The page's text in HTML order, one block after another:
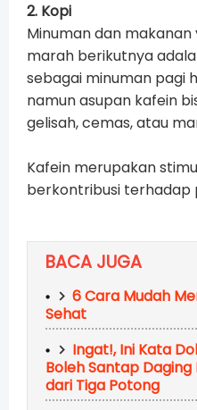
2. Kopi
Minuman dan
marah berikutnya
sebagai minuman pagi
namun asupan kafein
gelisah, cemas, atau
Kafein merupakan
berkontribusi terhadap
BACA JUGA
6 Cara Mudah
Sehat
Ingat!, Ini Kata
Boleh Santap
dari Tiga Potong